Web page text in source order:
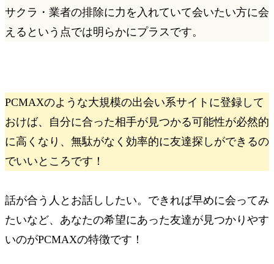
サクラ・業者の排除に力を入れていて会いたい方に会
えるという点では明らかにプラスです。
PCMAXのような大規模の出会い系サイトに登録して
おけば、 自分に合った相手が見つかる可能性が必然的
に高くなり、無駄がなく効率的に友達探しができるの
でいいところです！
話が合う人とお話ししたい。できれば早めに会ってみ
たいなど、あなたの希望にあった友達が見つかりやす
いのがPCMAXの特徴です！